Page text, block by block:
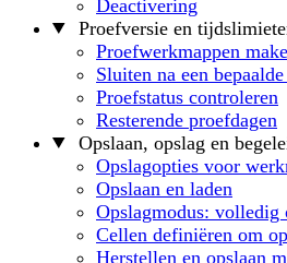
Deactivering
Proefversie en
Proefwerkmappen
Sluiten na een
Proefstatus controleren
Resterende proefdagen
Opslaan, opslag en
Opslagopties voor
Opslaan en laden
Opslagmodus: volledig
Cellen definiëren om
Herstellen en opslaan